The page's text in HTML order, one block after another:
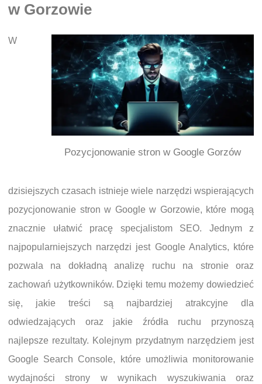
w Gorzowie
Pozycjonowanie stron w Google Gorzów
W
dzisiejszych czasach istnieje wiele narzędzi wspierających
pozycjonowanie stron w Google w Gorzowie, które mogą
znacznie ułatwić pracę specjalistom SEO. Jednym z
najpopularniejszych narzędzi jest Google Analytics, które
pozwala na dokładną analizę ruchu na stronie oraz
zachowań użytkowników. Dzięki temu możemy dowiedzieć
się, jakie treści są najbardziej atrakcyjne dla
odwiedzających oraz jakie źródła ruchu przynoszą
najlepsze rezultaty. Kolejnym przydatnym narzędziem jest
Google Search Console, które umożliwia monitorowanie
wydajności strony w wynikach wyszukiwania oraz